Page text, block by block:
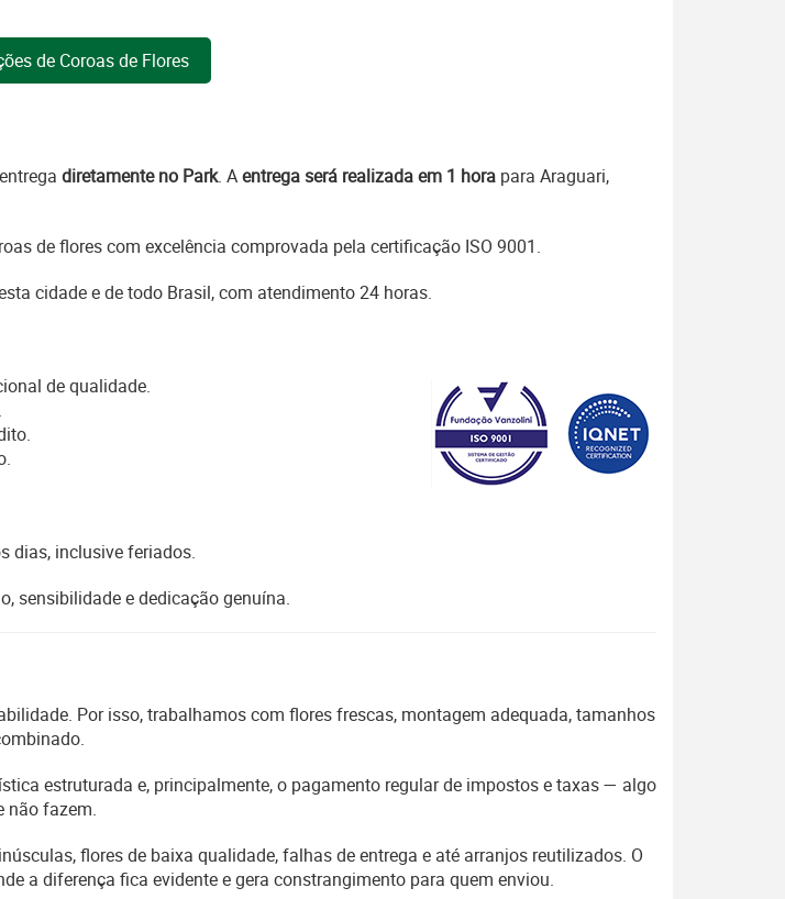
de Coroas de Flores
diretamente no Park. Aentrega será realizada em 1 hora para Araguari,
de flores com excelência comprovada pela certificação ISO 9001.
cidade e de todo Brasil, com atendimento 24 horas.
de qualidade.
dias, inclusive feriados.
sensibilidade e dedicação genuína.
Por isso, trabalhamos com flores frescas, montagem adequada, tamanhos
estruturada e, principalmente, o pagamento regular de impostos e taxas — algo
não fazem.
flores de baixa qualidade, falhas de entrega e até arranjos reutilizados. O
a diferença fica evidente e gera constrangimento para quem enviou.